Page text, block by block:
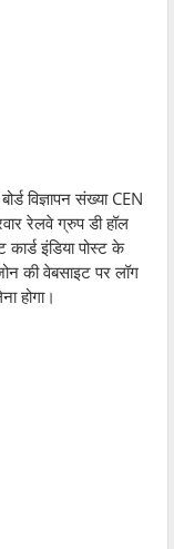
विज्ञापन संख्या CEN
रेलवे ग्रुप डी हॉल
इंडिया पोस्ट के
की वेबसाइट पर लॉग
होगा।